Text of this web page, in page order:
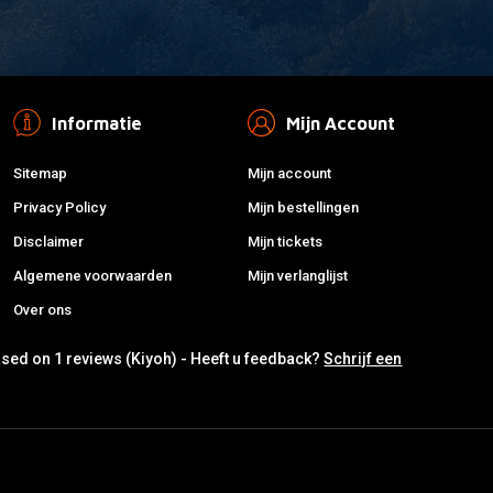
Informatie
Sitemap
Privacy Policy
Disclaimer
Algemene voorwaarden
Over ons
Mijn Account
Mijn account
Mijn bestellingen
Mijn tickets
Mijn verlanglijst
on 1 reviews (Kiyoh) - Heeft u feedback?Schrijf een